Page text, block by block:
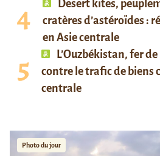
Desert kites,
cratères d’astéroïdes :
en Asie centrale
L’Ouzbékistan, fer
contre le trafic de biens
centrale
Photo du jour